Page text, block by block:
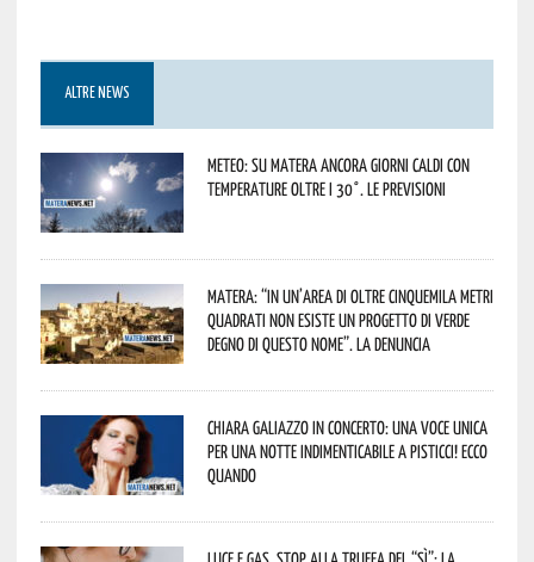
ALTRE NEWS
Meteo: su Matera ancora giorni caldi con
temperature oltre i 30°. Le previsioni
Matera: “In un’area di oltre cinquemila metri
quadrati non esiste un progetto di verde
degno di questo nome”. La denuncia
Chiara Galiazzo in concerto: una voce unica
per una notte indimenticabile a Pisticci! Ecco
quando